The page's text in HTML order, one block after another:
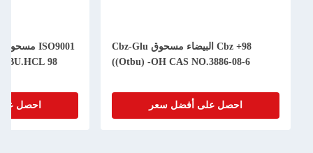
98+ Cbz البيضاء مسحوق Cbz-Glu
((Otbu) -OH CAS NO.3886-08-6
احصل على أفضل سعر احصل